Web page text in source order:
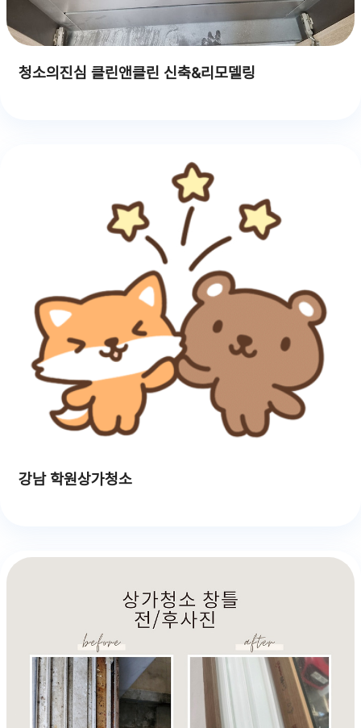
청소의진심 클린앤클린 신축&리모델링
강남 학원상가청소